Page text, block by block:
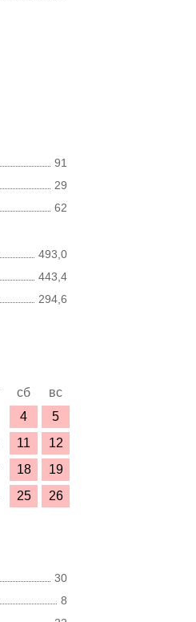
91
29
62
493,0
443,4
294,6
сб
вс
4
5
11
12
18
19
25
26
30
8